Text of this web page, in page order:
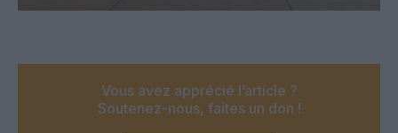
Vous avez apprécié l’article ?
Soutenez-nous, faites un don !